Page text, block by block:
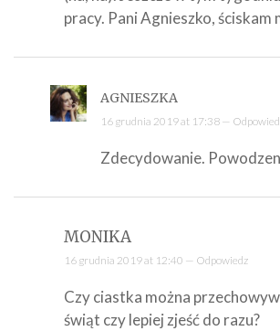
pracy. Pani Agnieszko, ściskam
AGNIESZKA
16 grudnia 2019 at 17:38 —
Zdecydowanie.
MONIKA
16 grudnia 2019 at 12:40 — Odpowiedz
Czy ciastka można
świąt czy lepiej zjeść do razu?